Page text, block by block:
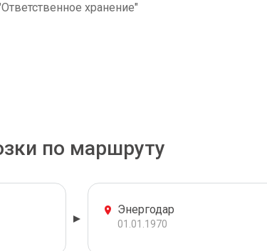
хранение"
по маршруту
Энергодар
01.01.1970